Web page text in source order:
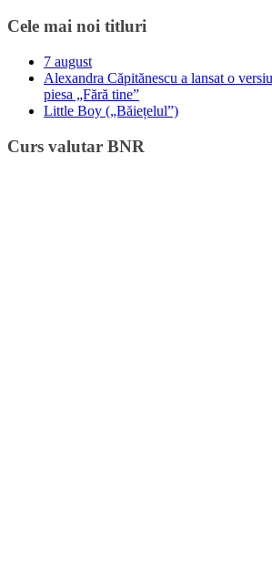
Cele mai noi titluri
7 august
Alexandra Căpitănescu a lansat o
piesa „Fără tine”
Little Boy („Băiețelul”)
Curs valutar BNR